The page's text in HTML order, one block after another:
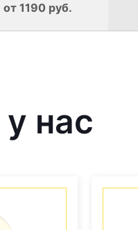
от 1190 руб.
нас